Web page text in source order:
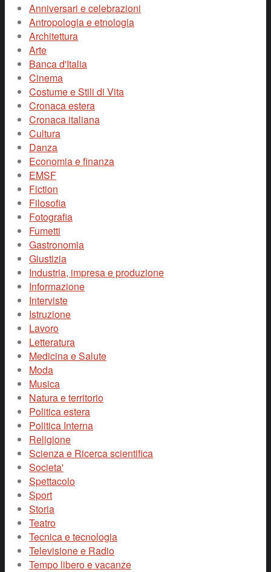
Anniversari e celebrazioni
Antropologia e etnologia
Architettura
Arte
Banca d'Italia
Cinema
Costume e Stili di Vita
Cronaca estera
Cronaca italiana
Cultura
Danza
Economia e finanza
EMSF
Fiction
Filosofia
Fotografia
Fumetti
Gastronomia
Giustizia
Industria, impresa e produzione
Informazione
Interviste
Istruzione
Lavoro
Letteratura
Medicina e Salute
Moda
Musica
Natura e territorio
Politica estera
Politica Interna
Religione
Scienza e Ricerca scientifica
Societa'
Spettacolo
Sport
Storia
Teatro
Tecnica e tecnologia
Televisione e Radio
Tempo libero e vacanze